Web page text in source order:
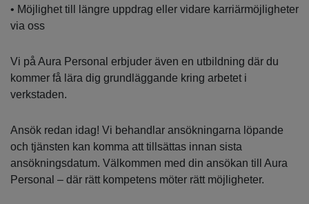
• Möjlighet till längre uppdrag eller vidare karriärmöjligheter
via oss
Vi på Aura Personal erbjuder även en utbildning där du
kommer få lära dig grundläggande kring arbetet i
verkstaden.
Ansök redan idag! Vi behandlar ansökningarna löpande
och tjänsten kan komma att tillsättas innan sista
ansökningsdatum. Välkommen med din ansökan till Aura
Personal – där rätt kompetens möter rätt möjligheter.